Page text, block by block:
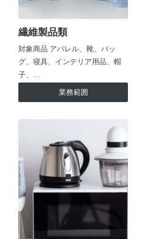
繊維製品類
対象商品 アパレル、靴、バッ
グ、寝具、インテリア用品、帽
子、…
業務範囲